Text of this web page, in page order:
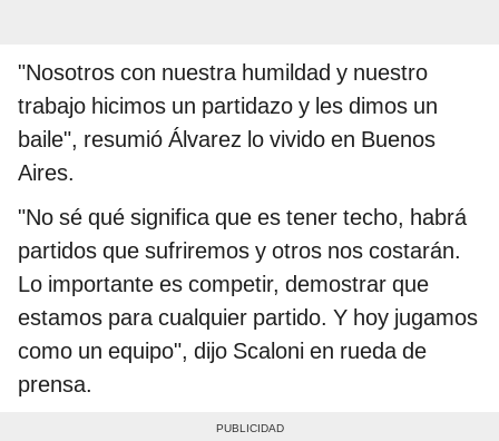
"Nosotros con nuestra humildad y nuestro
trabajo hicimos un partidazo y les dimos un
baile", resumió Álvarez lo vivido en Buenos
Aires.
"No sé qué significa que es tener techo, habrá
partidos que sufriremos y otros nos costarán.
Lo importante es competir, demostrar que
estamos para cualquier partido. Y hoy jugamos
como un equipo", dijo Scaloni en rueda de
prensa.